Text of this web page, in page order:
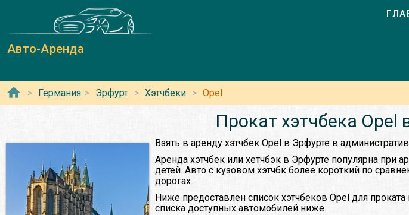
Авто-Аренда
Германия Эрфурт Хэтчбеки Opel
Прокат хэтчбека Opel
Взять в аренду хэтчбек Opel в Эрфурте в
Аренда хэтчбек или хетчбэк в Эрфурте популярна при
детей. Авто с кузовом хэтчбк более короткий по
дорогах.
Ниже предоставлен список хэтчбеков Opel для
списка доступных автомобилей ниже.